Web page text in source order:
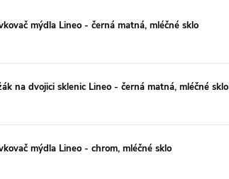
mýdla Lineo - černá matná, mléčné sklo
na dvojici sklenic Lineo - černá matná, mléčné sklo
mýdla Lineo - chrom, mléčné sklo